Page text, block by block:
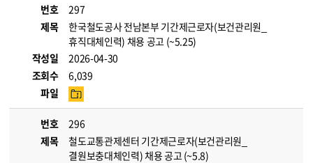
번호
297
제목
한국철도공사 전남본부 기간제근로자(보건관리원_
휴직대체인력) 채용 공고 (~5.25)
작성일
2026-04-30
조회수
6,039
파일
번호
296
제목
철도교통관제센터 기간제근로자(보건관리원_
결원보충대체인력) 채용 공고 (~5.8)